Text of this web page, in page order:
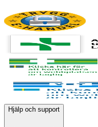
Hjälp och support